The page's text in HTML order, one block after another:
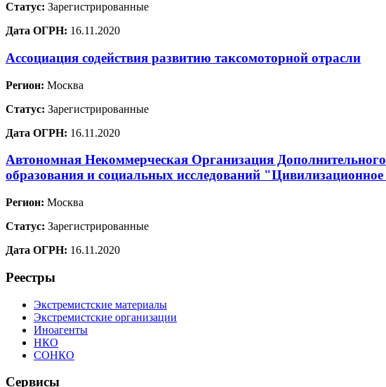
Статус: Зарегистрированные
Дата ОГРН: 16.11.2020
Ассоциация содействия развитию таксомоторной отрасли
Регион: Москва
Статус: Зарегистрированные
Дата ОГРН: 16.11.2020
Автономная Некоммерческая Организация
образования и социальных исследований
Регион: Москва
Статус: Зарегистрированные
Дата ОГРН: 16.11.2020
Реестры
Экстремистские материалы
Экстремистские организации
Иноагенты
НКО
СОНКО
Сервисы